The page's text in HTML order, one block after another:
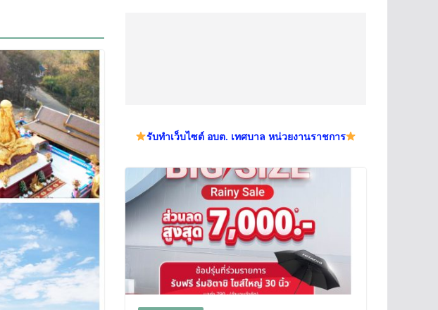
รับทำเว็บไซต์ อบต. เทศบาล หน่วยงานราชการ